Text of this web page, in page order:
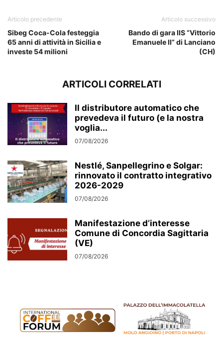
Articolo precedente
Sibeg Coca-Cola festeggia
65 anni di attività in Sicilia e
investe 54 milioni
Articolo successivo
Bando di gara IIS “Vittorio
Emanuele II” di Lanciano
(CH)
ARTICOLI CORRELATI
Il distributore automatico che
prevedeva il futuro (e la nostra
voglia...
07/08/2026
Nestlé, Sanpellegrino e Solgar:
rinnovato il contratto integrativo
2026-2029
07/08/2026
Manifestazione d’interesse
Comune di Concordia Sagittaria
(VE)
07/08/2026